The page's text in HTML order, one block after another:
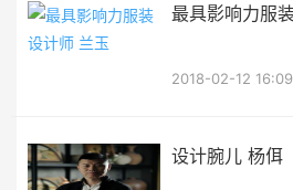
2018-02-12 16:09
设计腕儿 杨佴